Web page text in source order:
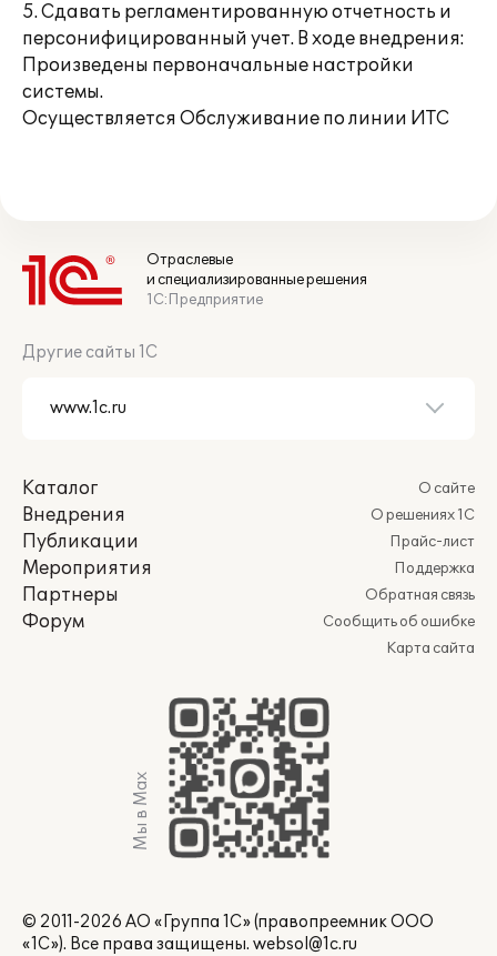
5. Сдавать регламентированную отчетность и
персонифицированный учет. В ходе внедрения:
Произведены первоначальные настройки
системы.
Осуществляется Обслуживание по линии ИТС
Отраслевые
и специализированные решения
1С:Предприятие
Другие сайты 1С
Каталог
Внедрения
Публикации
Мероприятия
Партнеры
Форум
О сайте
О решениях 1С
Прайс-лист
Поддержка
Обратная связь
Сообщить об ошибке
Карта сайта
Мы в Max
© 2011-2026 АО «Группа 1С» (правопреемник ООО
«1С»). Все права защищены. websol@1c.ru